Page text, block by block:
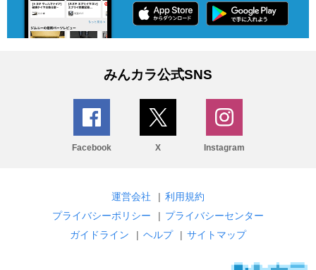
みんカラ公式SNS
Facebook X Instagram
運営会社 | 利用規約
プライバシーポリシー
| プライバシーセンター
ガイドライン
| ヘルプ | サイトマップ